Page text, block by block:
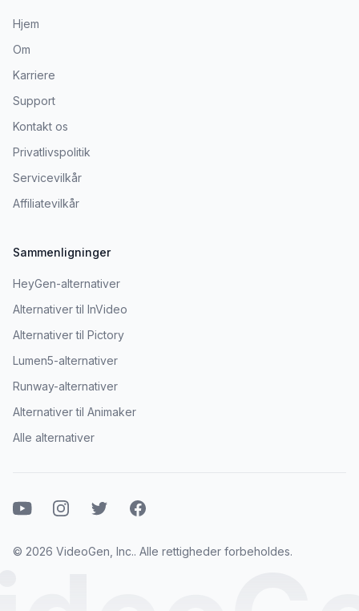
Hjem
Om
Karriere
Support
Kontakt os
Privatlivspolitik
Servicevilkår
Affiliatevilkår
Sammenligninger
HeyGen-alternativer
Alternativer til InVideo
Alternativer til Pictory
Lumen5-alternativer
Runway-alternativer
Alternativer til Animaker
Alle alternativer
YouTubeInstagramTwitterFacebook
© 2026 VideoGen, Inc.. Alle rettigheder forbeholdes.